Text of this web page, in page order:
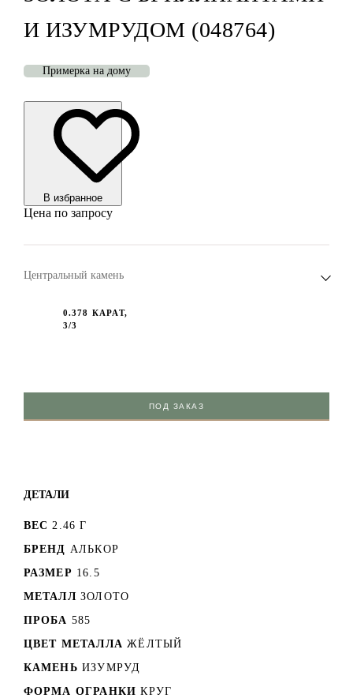
И ИЗУМРУДОМ (048764)
Примерка на дому
В избранноe
Цена по запросу
Центральный камень
0.378 КАРАТ,
3/3
ПОД ЗАКАЗ
ДЕТАЛИ
ВЕС 2.46 Г
БРЕНД АЛЬКОР
РАЗМЕР 16.5
МЕТАЛЛ ЗОЛОТО
ПРОБА 585
ЦВЕТ МЕТАЛЛА ЖЁЛТЫЙ
КАМЕНЬ ИЗУМРУД
ФОРМА ОГРАНКИ КРУГ